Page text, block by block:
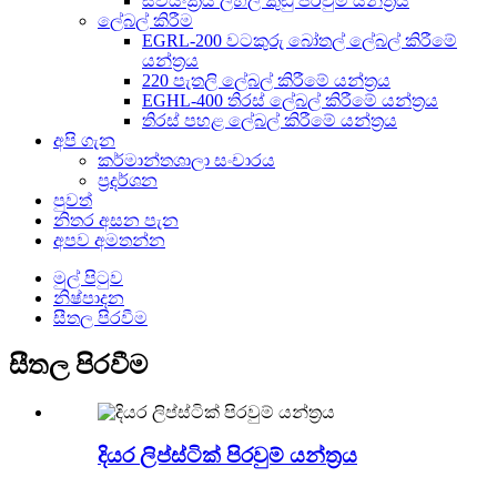
ලේබල් කිරීම
EGRL-200 වටකුරු බෝතල් ලේබල් කිරීමේ
යන්ත්‍රය
220 පැතලි ලේබල් කිරීමේ යන්ත්‍රය
EGHL-400 තිරස් ලේබල් කිරීමේ යන්ත්‍රය
තිරස් පහළ ලේබල් කිරීමේ යන්ත්‍රය
අපි ගැන
කර්මාන්තශාලා සංචාරය
ප්‍රදර්ශන
පුවත්
නිතර අසන පැන
අපව අමතන්න
මුල් පිටුව
නිෂ්පාදන
සීතල පිරවීම
සීතල පිරවීම
දියර ලිප්ස්ටික් පිරවුම් යන්ත්‍රය